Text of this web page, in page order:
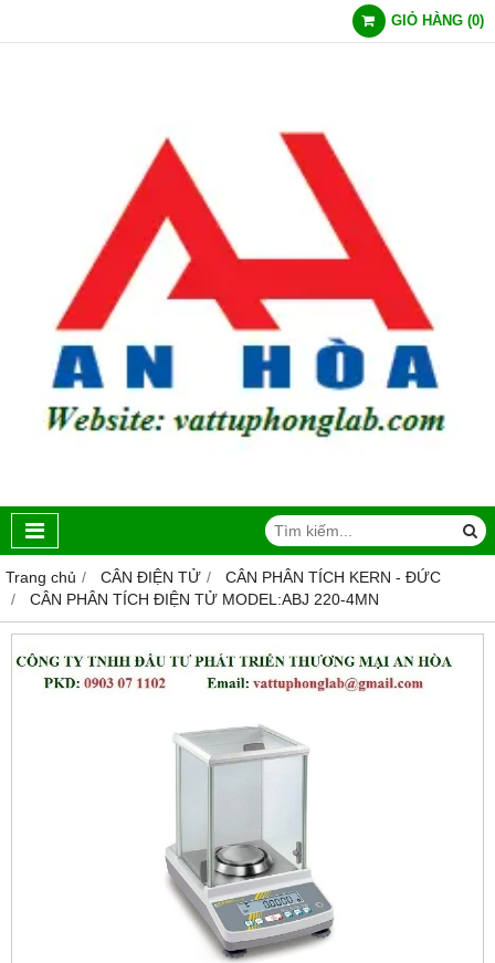
GIỎ HÀNG (0)
Trang chủ CÂN ĐIỆN TỬ
CÂN PHÂN TÍCH KERN - ĐỨC
CÂN PHÂN TÍCH ĐIỆN TỬ MODEL:ABJ 220-4MN